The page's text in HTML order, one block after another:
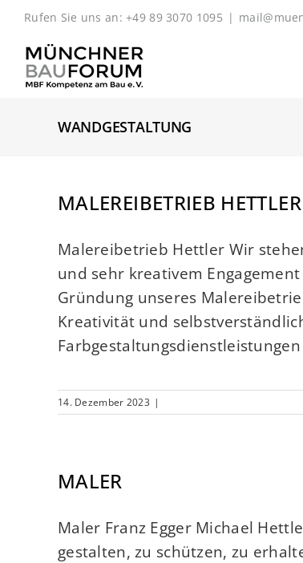
Zum
springen
Rufen Sie uns an: +49 89 3070 1095 |
WANDGESTALTUNG
MALEREIBETRIEB HETTLER
Malereibetrieb Hettler Wir
und sehr kreativem
Gründung unseres
Kreativität und
14. Dezember 2023 |
MALER
Maler Franz Egger Michael
gestalten, zu schützen, zu